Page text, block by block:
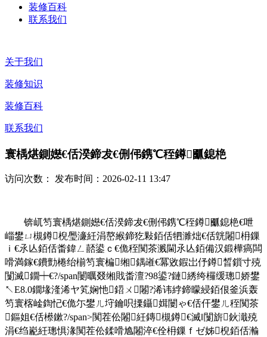
装修百科
联系我们
关于我们
装修知识
装修百科
联系我们
寰楀煁鍘嬨€佸湀鍗犮€侀伄鎸℃秷鐏爴鎴栬
访问次数： 发布时间：2026-02-11 13:47
锛屼笉寰楀煁鍘嬨€佸湀鍗犮€侀伄鎸℃秷鐏爴鎴栬€呭
崰鐢ㄩ槻鐏棿璺濓紝涓嶅緱鍗犵敤銆佸牭濉炪€佸皝闂枏鏁
ｉ€氶亾銆佸畨鍏ㄥ嚭鍙ｃ€佹秷闃茶溅閫氶亾銆備汉鍛樺瘑闆
嗗満鎵€鐨勯棬绐椾笉寰楄缃鍝嶉€冪敓鍜岀伃鐏晳鎻寸殑
闅滅鐗┿€?/span闄曞叕缃戝畨澶?98鍙?鏈綉绔欏缓璁娇鐢
↖E8.0鐗堟湰浠ヤ笂娴忚鍣ㄨ闂?浠讳綍鍗曚綅銆佷釜浜轰
笉寰楁崯鍧忋€佹尓鐢ㄦ垨鑰呮搮鑷媶闄ゃ€佸仠鐢ㄦ秷闃茶
鏂姐€佸櫒鏉?/span>闃茬伀闂紝鏄槻鐏€滅‖闅旂鈥濈殑
涓€绉嶏紝璁惧湪闃茬伀鍒嗗尯闂淬€佺枏鏁ｆゼ姊棿銆佸瀭